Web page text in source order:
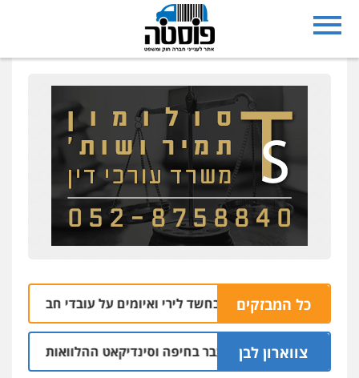
כל המבזקים
שניים נעצרו בחשד לירי ואיומים על עובדי חברת חשמל
צווארון לבן
יו"ר ש"ס לשעבר בחיפה וסינדיקאט ההלוואות של משפחת